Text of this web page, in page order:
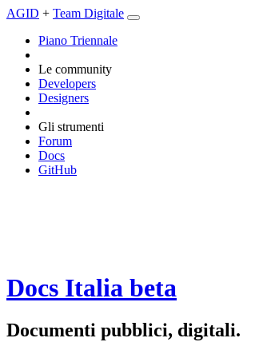
AGID + Team Digitale
Piano Triennale
Le community
Developers
Designers
Gli strumenti
Forum
Docs
GitHub
Docs Italia beta
Documenti pubblici, digitali.